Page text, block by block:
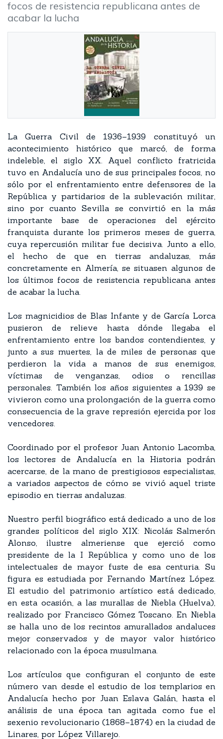
focos de resistencia republicana antes de
acabar la lucha
La Guerra Civil de 1936–1939 constituyó un
acontecimiento histórico que marcó, de forma
indeleble, el siglo XX. Aquel conflicto fratricida
tuvo en Andalucía uno de sus principales focos, no
sólo por el enfrentamiento entre defensores de la
República y partidarios de la sublevación militar,
sino por cuanto Sevilla se convirtió en la más
importante base de operaciones del ejército
franquista durante los primeros meses de guerra,
cuya repercusión militar fue decisiva. Junto a ello,
el hecho de que en tierras andaluzas, más
concretamente en Almería, se situasen algunos de
los últimos focos de resistencia republicana antes
de acabar la lucha.
Los magnicidios de Blas Infante y de García Lorca
pusieron de relieve hasta dónde llegaba el
enfrentamiento entre los bandos contendientes, y
junto a sus muertes, la de miles de personas que
perdieron la vida a manos de sus enemigos,
víctimas de venganzas, odios o rencillas
personales. También los años siguientes a 1939 se
vivieron como una prolongación de la guerra como
consecuencia de la grave represión ejercida por los
vencedores.
Coordinado por el profesor Juan Antonio Lacomba,
los lectores de Andalucía en la Historia podrán
acercarse, de la mano de prestigiosos especialistas,
a variados aspectos de cómo se vivió aquel triste
episodio en tierras andaluzas.
Nuestro perfil biográfico está dedicado a uno de los
grandes políticos del siglo XIX: Nicolás Salmerón
Alonso, ilustre almeriense que ejerció como
presidente de la I República y como uno de los
intelectuales de mayor fuste de esa centuria. Su
figura es estudiada por Fernando Martínez López.
El estudio del patrimonio artístico está dedicado,
en esta ocasión, a las murallas de Niebla (Huelva),
realizado por Francisco Gómez Toscano. En Niebla
se halla uno de los recintos amurallados andaluces
mejor conservados y de mayor valor histórico
relacionado con la época musulmana.
Los artículos que configuran el conjunto de este
número van desde el estudio de los templarios en
Andalucía hecho por Juan Eslava Galán, hasta el
análisis de una época tan agitada como fue el
sexenio revolucionario (1868–1874) en la ciudad de
Linares, por López Villarejo.